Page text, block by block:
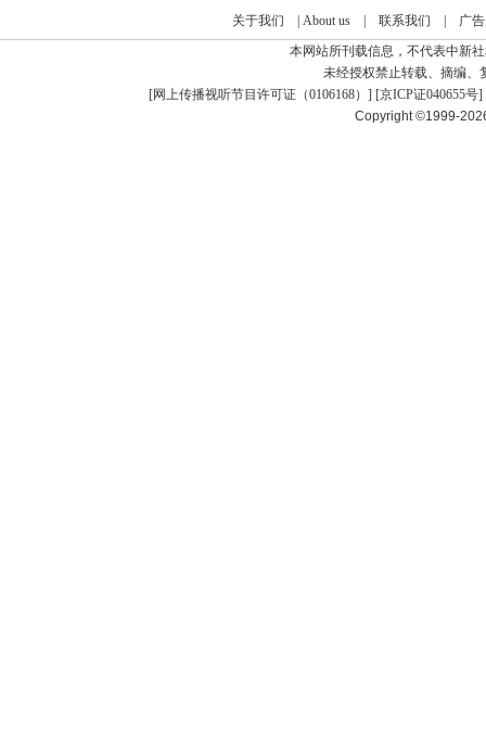
关于我们 About us| 联系我们
广
本网站所刊载信息，不代表中新
未经授权禁止转载、摘编、
[网上传播视听节目许可证（0106168） ] [京ICP证040655号]
Copyright ©1999-